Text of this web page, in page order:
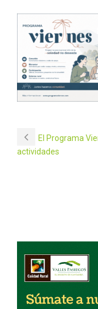
El Programa
actividades